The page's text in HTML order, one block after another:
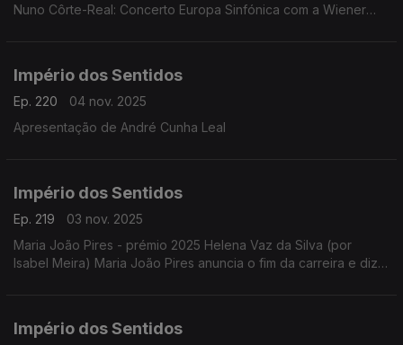
Nuno Côrte-Real: Concerto Europa Sinfónica com a Wiener
Império dos Sentidos
Ep. 220
04 nov. 2025
Apresentação de André Cunha Leal
Império dos Sentidos
Ep. 219
03 nov. 2025
Maria João Pires - prémio 2025 Helena Vaz da Silva (por
Isabel Meira) Maria João Pires anuncia o fim da carreira e diz
Império dos Sentidos